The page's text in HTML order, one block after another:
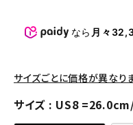
COLLABORATION
SEASON
なら 月々
サイズごとに価格が異なり
サイズ US8